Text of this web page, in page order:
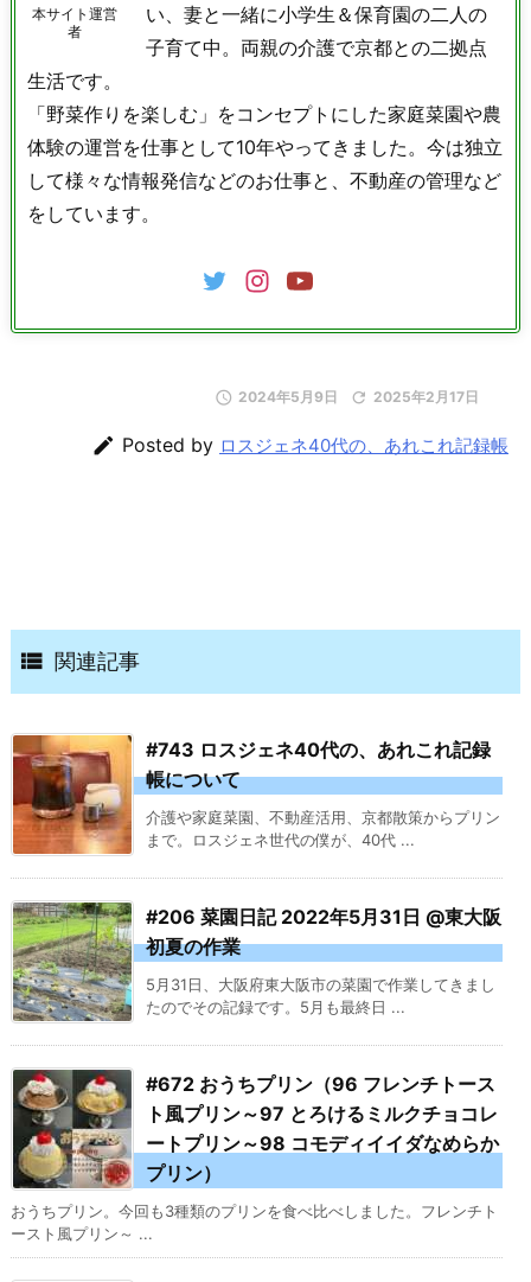
本サイト運営
者
い、妻と一緒に小学生＆保育園の二人の
子育て中。両親の介護で京都との二拠点
生活です。
「野菜作りを楽しむ」をコンセプトにした家庭菜園や農
体験の運営を仕事として10年やってきました。今は独立
して様々な情報発信などのお仕事と、不動産の管理など
をしています。
 2024年5月9日  2025年2月17日
 Posted by ロスジェネ40代の、あれこれ記録帳
 関連記事
#743 ロスジェネ40代の、あれこれ記録
帳について
介護や家庭菜園、不動産活用、京都散策からプリン
まで。ロスジェネ世代の僕が、40代 ...
#206 菜園日記 2022年5月31日 @東大阪
初夏の作業
5月31日、大阪府東大阪市の菜園で作業してきまし
たのでその記録です。5月も最終日 ...
#672 おうちプリン（96 フレンチトース
ト風プリン～97 とろけるミルクチョコレ
ートプリン～98 コモディイイダなめらか
プリン）
おうちプリン。今回も3種類のプリンを食べ比べしました。フレンチト
ースト風プリン～ ...